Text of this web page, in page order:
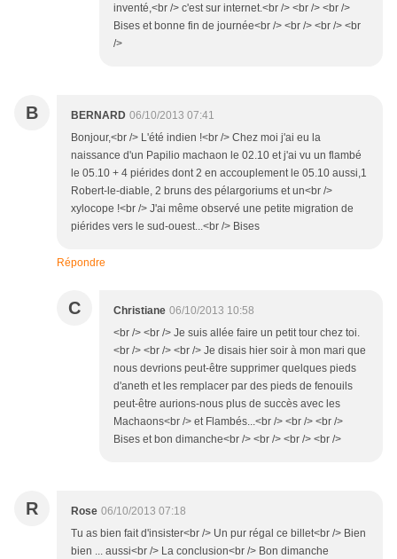
inventé,<br /> c'est sur internet.<br /> <br /> <br />
Bises et bonne fin de journée<br /> <br /> <br /> <br
/>
B BERNARD 06/10/2013 07:41
Bonjour,<br /> L'été indien !<br /> Chez moi j'ai eu la
naissance d'un Papilio machaon le 02.10 et j'ai vu un flambé
le 05.10 + 4 piérides dont 2 en accouplement le 05.10 aussi,1
Robert-le-diable, 2 bruns des pélargoriums et un<br />
xylocope !<br /> J'ai même observé une petite migration de
piérides vers le sud-ouest...<br /> Bises
Répondre
C Christiane 06/10/2013 10:58
<br /> <br /> Je suis allée faire un petit tour chez toi.
<br /> <br /> <br /> Je disais hier soir à mon mari que
nous devrions peut-être supprimer quelques pieds
d'aneth et les remplacer par des pieds de fenouils
peut-être aurions-nous plus de succès avec les
Machaons<br /> et Flambés...<br /> <br /> <br />
Bises et bon dimanche<br /> <br /> <br /> <br />
R Rose 06/10/2013 07:18
Tu as bien fait d'insister<br /> Un pur régal ce billet<br /> Bien
bien ... aussi<br /> La conclusion<br /> Bon dimanche